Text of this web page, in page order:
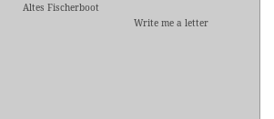
Altes Fischerboot
Write me a letter